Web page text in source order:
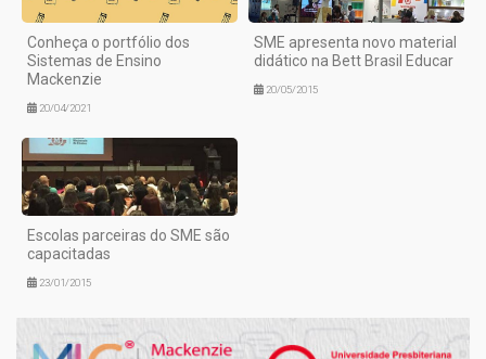
Conheça o portfólio dos
Sistemas de Ensino
Mackenzie
20/04/2021
SME apresenta novo material
didático na Bett Brasil Educar
20/05/2015
Escolas parceiras do SME são
capacitadas
23/01/2015